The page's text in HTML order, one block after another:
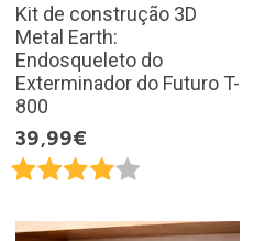
Kit de construção 3D
Metal Earth:
Endosqueleto do
Exterminador do Futuro T-
800
39,99€